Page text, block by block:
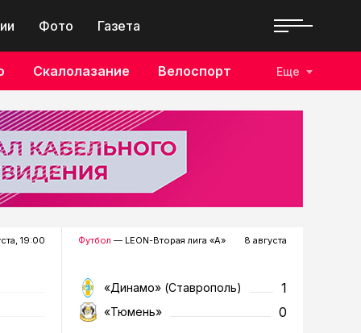
Фото Газета
Скалолазание Велоспорт Еще
19:00 Футбол — LEON-Вторая лига «А» 8 августа
«Динамо» (Ставрополь) 1
«Тюмень» 0